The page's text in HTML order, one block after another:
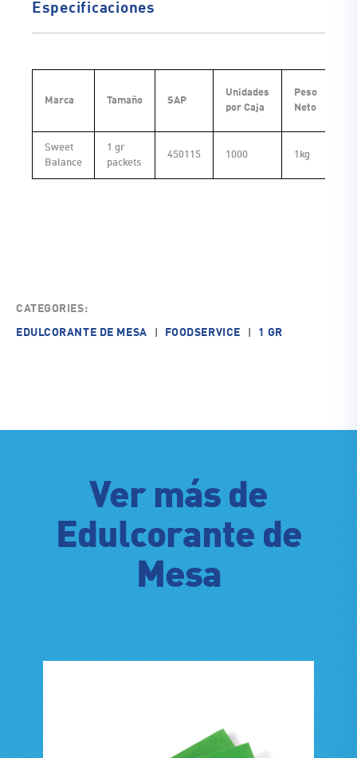
Especificaciones
Marca Tamaño SAP
Unidades
por Caja
Peso
Neto
Sweet
Balance
1 gr
packets
450115 1000 1kg
CATEGORIES:
EDULCORANTE DE MESA FOODSERVICE 1 GR
Ver más de
Edulcorante de
Mesa